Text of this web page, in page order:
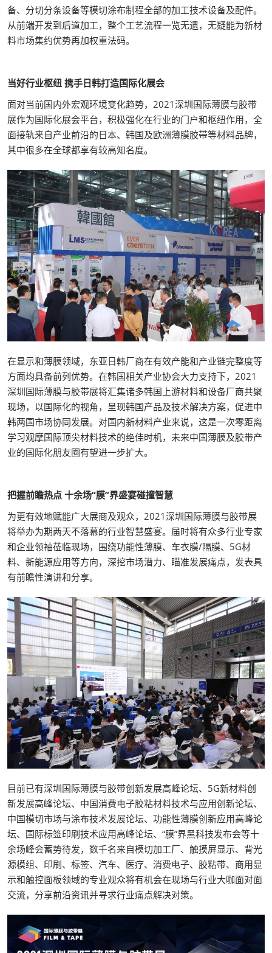
备、分切分条设备等模切涂布制程全部的加工技术设备及配件。
从前端开发到后道加工，整个工艺流程一览无遗，无疑能为新材
料市场集约优势再加权重法码。
当好行业枢纽 携手日韩打造国际化展会
面对当前国内外宏观环境变化趋势，2021深圳国际薄膜与胶带
展作为国际化展会平台，积极强化在行业的门户和枢纽作用，全
面接轨来自产业前沿的日本、韩国及欧洲薄膜胶带等材料品牌，
其中很多在全球都享有较高知名度。
在显示和薄膜领域，东亚日韩厂商在有效产能和产业链完整度等
方面均具备前列优势。在韩国相关产业协会大力支持下，2021
深圳国际薄膜与胶带展将汇集诸多韩国上游材料和设备厂商共聚
现场，以国际化的视角，呈现韩国产品及技术解决方案，促进中
韩两国市场协同发展。对国内新材料产业来说，这是一次零距离
学习观摩国际顶尖材料技术的绝佳时机，未来中国薄膜及胶带产
业的国际化朋友圈有望进一步扩大。
把握前瞻热点 十余场“膜”界盛宴碰撞智慧
为更有效地赋能广大展商及观众，2021深圳国际薄膜与胶带展
将举办为期两天不落幕的行业智慧盛宴。届时将有众多行业专家
和企业领袖莅临现场，围绕功能性薄膜、车衣膜/隔膜、5G材
料、新能源应用等方向，深挖市场潜力、瞄准发展痛点，发表具
有前瞻性演讲和分享。
目前已有深圳国际薄膜与胶带创新发展高峰论坛、5G新材料创
新发展高峰论坛、中国消费电子胶粘材料技术与应用创新论坛、
中国模切市场与涂布技术发展论坛、功能性薄膜创新应用高峰论
坛、国际标签印刷技术应用高峰论坛、“膜”界黑科技发布会等十
余场峰会蓄势待发，数千名来自模切加工厂、触摸屏显示、背光
源模组、印刷、标签、汽车、医疗、消费电子、胶粘带、商用显
示和触控面板领域的专业观众将有机会在现场与行业大咖面对面
交流，分享前沿资讯并寻求行业痛点解决对策。